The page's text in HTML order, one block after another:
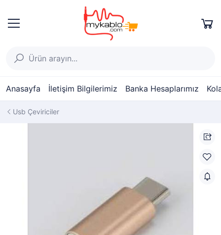
Anasayfa İletişim Bilgilerimiz Banka Hesaplarımız
Usb Çeviriciler